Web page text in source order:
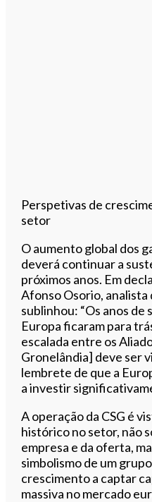
Perspetivas de
setor
O aumento global dos
deverá continuar a
próximos anos. Em
Afonso Osorio, analista
sublinhou: “Os anos
Europa ficaram para
escalada entre os
Gronelândia] deve ser
lembrete de que a
a investir
A operação da CSG é
histórico no setor, não
empresa e da oferta,
simbolismo de um
crescimento a captar
massiva no mercado